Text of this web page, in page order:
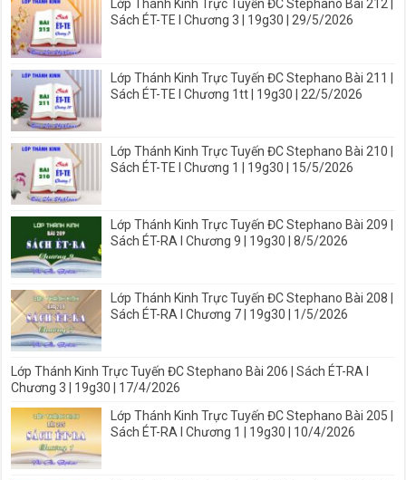
Lớp Thánh Kinh Trực Tuyến ĐC Stephano Bài 212 |
Sách ÉT-TE I Chương 3 | 19g30 | 29/5/2026
Lớp Thánh Kinh Trực Tuyến ĐC Stephano Bài 211 |
Sách ÉT-TE I Chương 1tt | 19g30 | 22/5/2026
Lớp Thánh Kinh Trực Tuyến ĐC Stephano Bài 210 |
Sách ÉT-TE I Chương 1 | 19g30 | 15/5/2026
Lớp Thánh Kinh Trực Tuyến ĐC Stephano Bài 209 |
Sách ÉT-RA I Chương 9 | 19g30 | 8/5/2026
Lớp Thánh Kinh Trực Tuyến ĐC Stephano Bài 208 |
Sách ÉT-RA I Chương 7 | 19g30 | 1/5/2026
Lớp Thánh Kinh Trực Tuyến ĐC Stephano Bài 206 | Sách ÉT-RA I
Chương 3 | 19g30 | 17/4/2026
Lớp Thánh Kinh Trực Tuyến ĐC Stephano Bài 205 |
Sách ÉT-RA I Chương 1 | 19g30 | 10/4/2026